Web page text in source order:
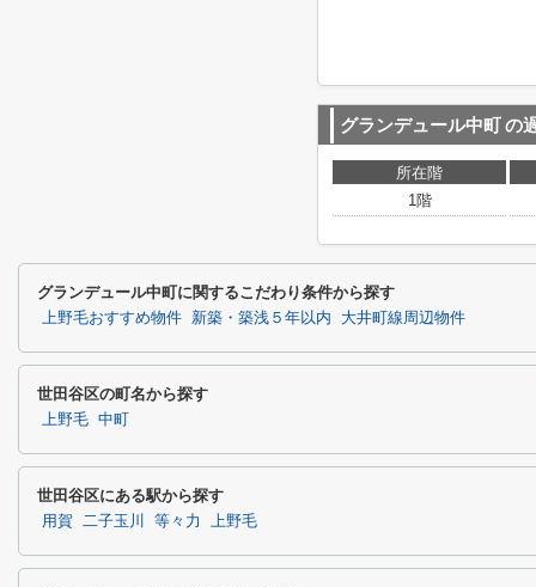
グランデュール中町の
所在階
1階
グランデュール中町に関するこだわり条件から探す
上野毛おすすめ物件 新築・築浅５年以内 大井町線周辺物件
世田谷区の町名から探す
上野毛 中町
世田谷区にある駅から探す
用賀 二子玉川 等々力 上野毛